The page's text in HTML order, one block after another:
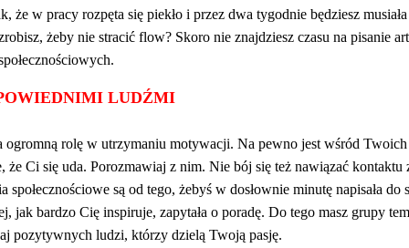
że w pracy rozpęta się piekło i przez dwa tygodnie będziesz
żeby nie stracić flow? Skoro nie znajdziesz czasu na pisanie
LUDŹMI
ogromną rolę w utrzymaniu motywacji. Na pewno jest wśród
Ci się uda. Porozmawiaj z nim. Nie bój się też nawiązać kontaktu
społecznościowe są od tego, żebyś w dosłownie minutę napisała
jak bardzo Cię inspiruje, zapytała o poradę. Do tego masz grupy
pozytywnych ludzi, którzy dzielą Twoją pasję.